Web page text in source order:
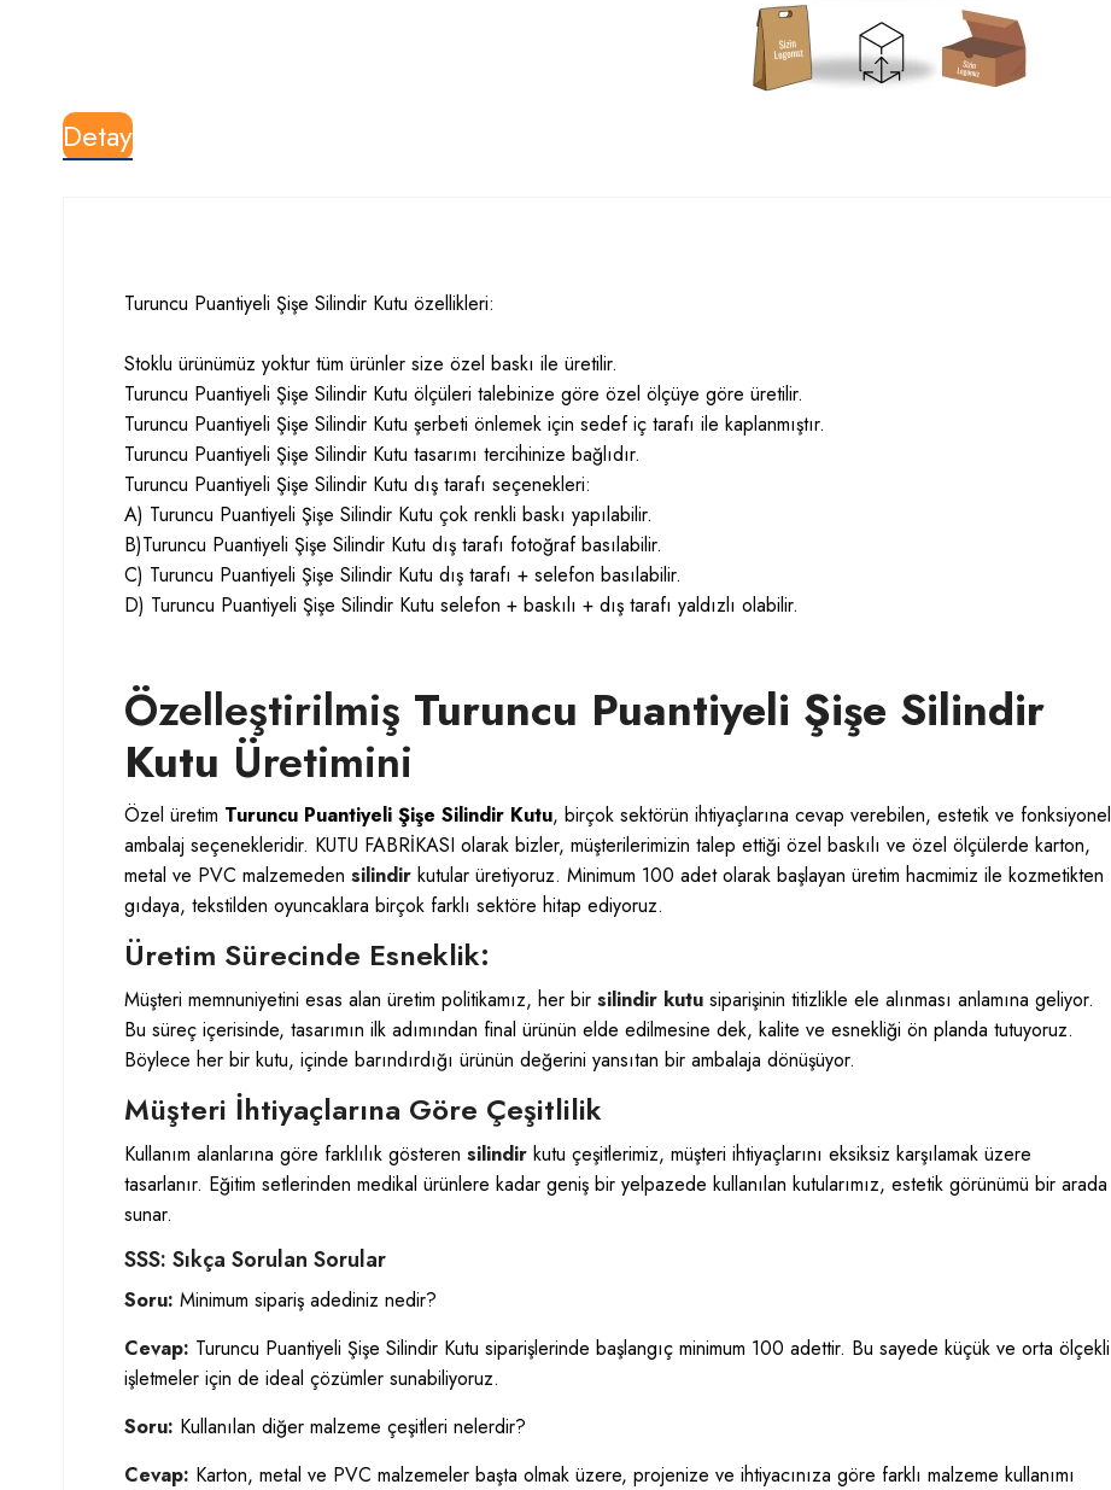
Detay
Turuncu Puantiyeli Şişe Silindir Kutu özellikleri:
Stoklu ürünümüz yoktur tüm ürünler size özel baskı ile üretilir.
Turuncu Puantiyeli Şişe Silindir Kutu ölçüleri talebinize göre özel ölçüye göre üretilir.
Turuncu Puantiyeli Şişe Silindir Kutu şerbeti önlemek için sedef iç tarafı ile kaplanmıştır.
Turuncu Puantiyeli Şişe Silindir Kutu tasarımı tercihinize bağlıdır.
Turuncu Puantiyeli Şişe Silindir Kutu dış tarafı seçenekleri:
A) Turuncu Puantiyeli Şişe Silindir Kutu çok renkli baskı yapılabilir.
B)Turuncu Puantiyeli Şişe Silindir Kutu dış tarafı fotoğraf basılabilir.
C) Turuncu Puantiyeli Şişe Silindir Kutu dış tarafı + selefon basılabilir.
D) Turuncu Puantiyeli Şişe Silindir Kutu selefon + baskılı + dış tarafı yaldızlı olabilir.
Özelleştirilmiş Turuncu Puantiyeli Şişe Silindir
Kutu Üretimini
Özel üretim Turuncu Puantiyeli Şişe Silindir Kutu, birçok sektörün ihtiyaçlarına cevap verebilen, estetik ve fonksiyonel
ambalaj seçenekleridir. KUTU FABRİKASI olarak bizler, müşterilerimizin talep ettiği özel baskılı ve özel ölçülerde karton,
metal ve PVC malzemeden silindir kutular üretiyoruz. Minimum 100 adet olarak başlayan üretim hacmimiz ile kozmetikten
gıdaya, tekstilden oyuncaklara birçok farklı sektöre hitap ediyoruz.
Üretim Sürecinde Esneklik:
Müşteri memnuniyetini esas alan üretim politikamız, her bir silindir kutu siparişinin titizlikle ele alınması anlamına geliyor.
Bu süreç içerisinde, tasarımın ilk adımından final ürünün elde edilmesine dek, kalite ve esnekliği ön planda tutuyoruz.
Böylece her bir kutu, içinde barındırdığı ürünün değerini yansıtan bir ambalaja dönüşüyor.
Müşteri İhtiyaçlarına Göre Çeşitlilik
Kullanım alanlarına göre farklılık gösteren silindir kutu çeşitlerimiz, müşteri ihtiyaçlarını eksiksiz karşılamak üzere
tasarlanır. Eğitim setlerinden medikal ürünlere kadar geniş bir yelpazede kullanılan kutularımız, estetik görünümü bir arada
sunar.
SSS: Sıkça Sorulan Sorular
Soru: Minimum sipariş adediniz nedir?
Cevap: Turuncu Puantiyeli Şişe Silindir Kutu siparişlerinde başlangıç minimum 100 adettir. Bu sayede küçük ve orta ölçekli
işletmeler için de ideal çözümler sunabiliyoruz.
Soru: Kullanılan diğer malzeme çeşitleri nelerdir?
Cevap: Karton, metal ve PVC malzemeler başta olmak üzere, projenize ve ihtiyacınıza göre farklı malzeme kullanımı